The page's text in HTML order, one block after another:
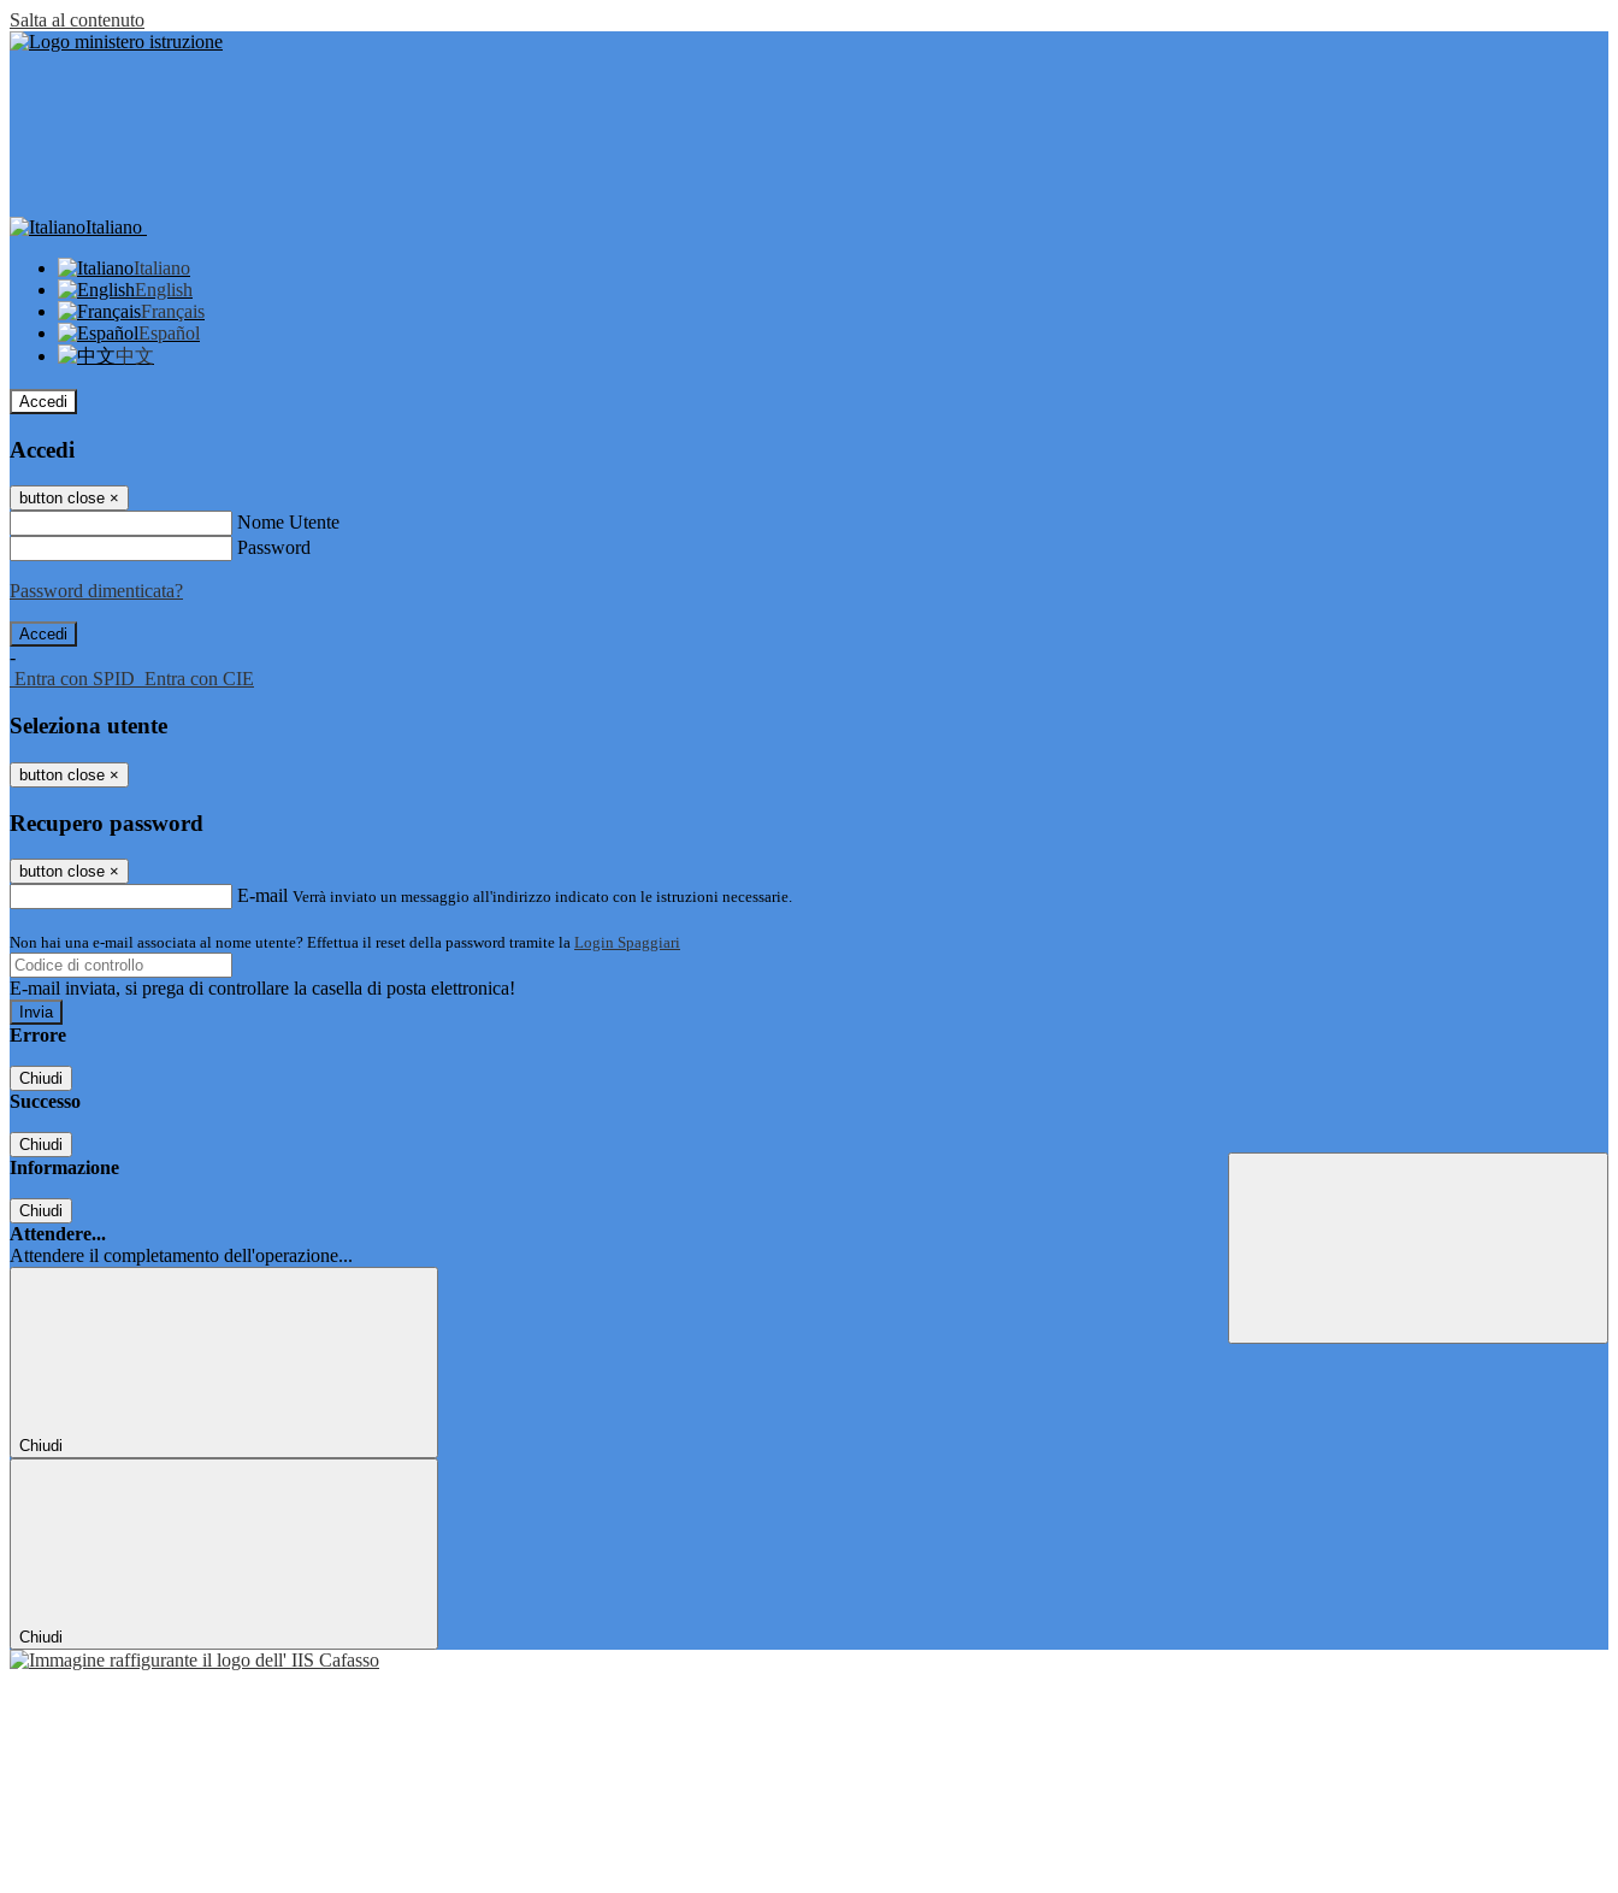
Salta al contenuto
Italiano
Italiano
English
Français
Español
中文
Accedi
Accedi
button close ×
Nome Utente
Password
Password dimenticata?
-
Entra con SPID Entra con CIE
Seleziona utente
button close ×
Recupero password
button close ×
E-mail Verrà inviato un messaggio all'indirizzo indicato con le istruzioni necessarie.
Non hai una e-mail associata al nome utente? Effettua il reset della password tramite la Login Spaggiari
E-mail inviata, si prega di controllare la casella di posta elettronica!
Errore
Chiudi
Successo
Chiudi
Informazione
Chiudi
Attendere...
Attendere il completamento dell'operazione...
Chiudi
Chiudi